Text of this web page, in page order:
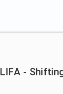
LIFA -